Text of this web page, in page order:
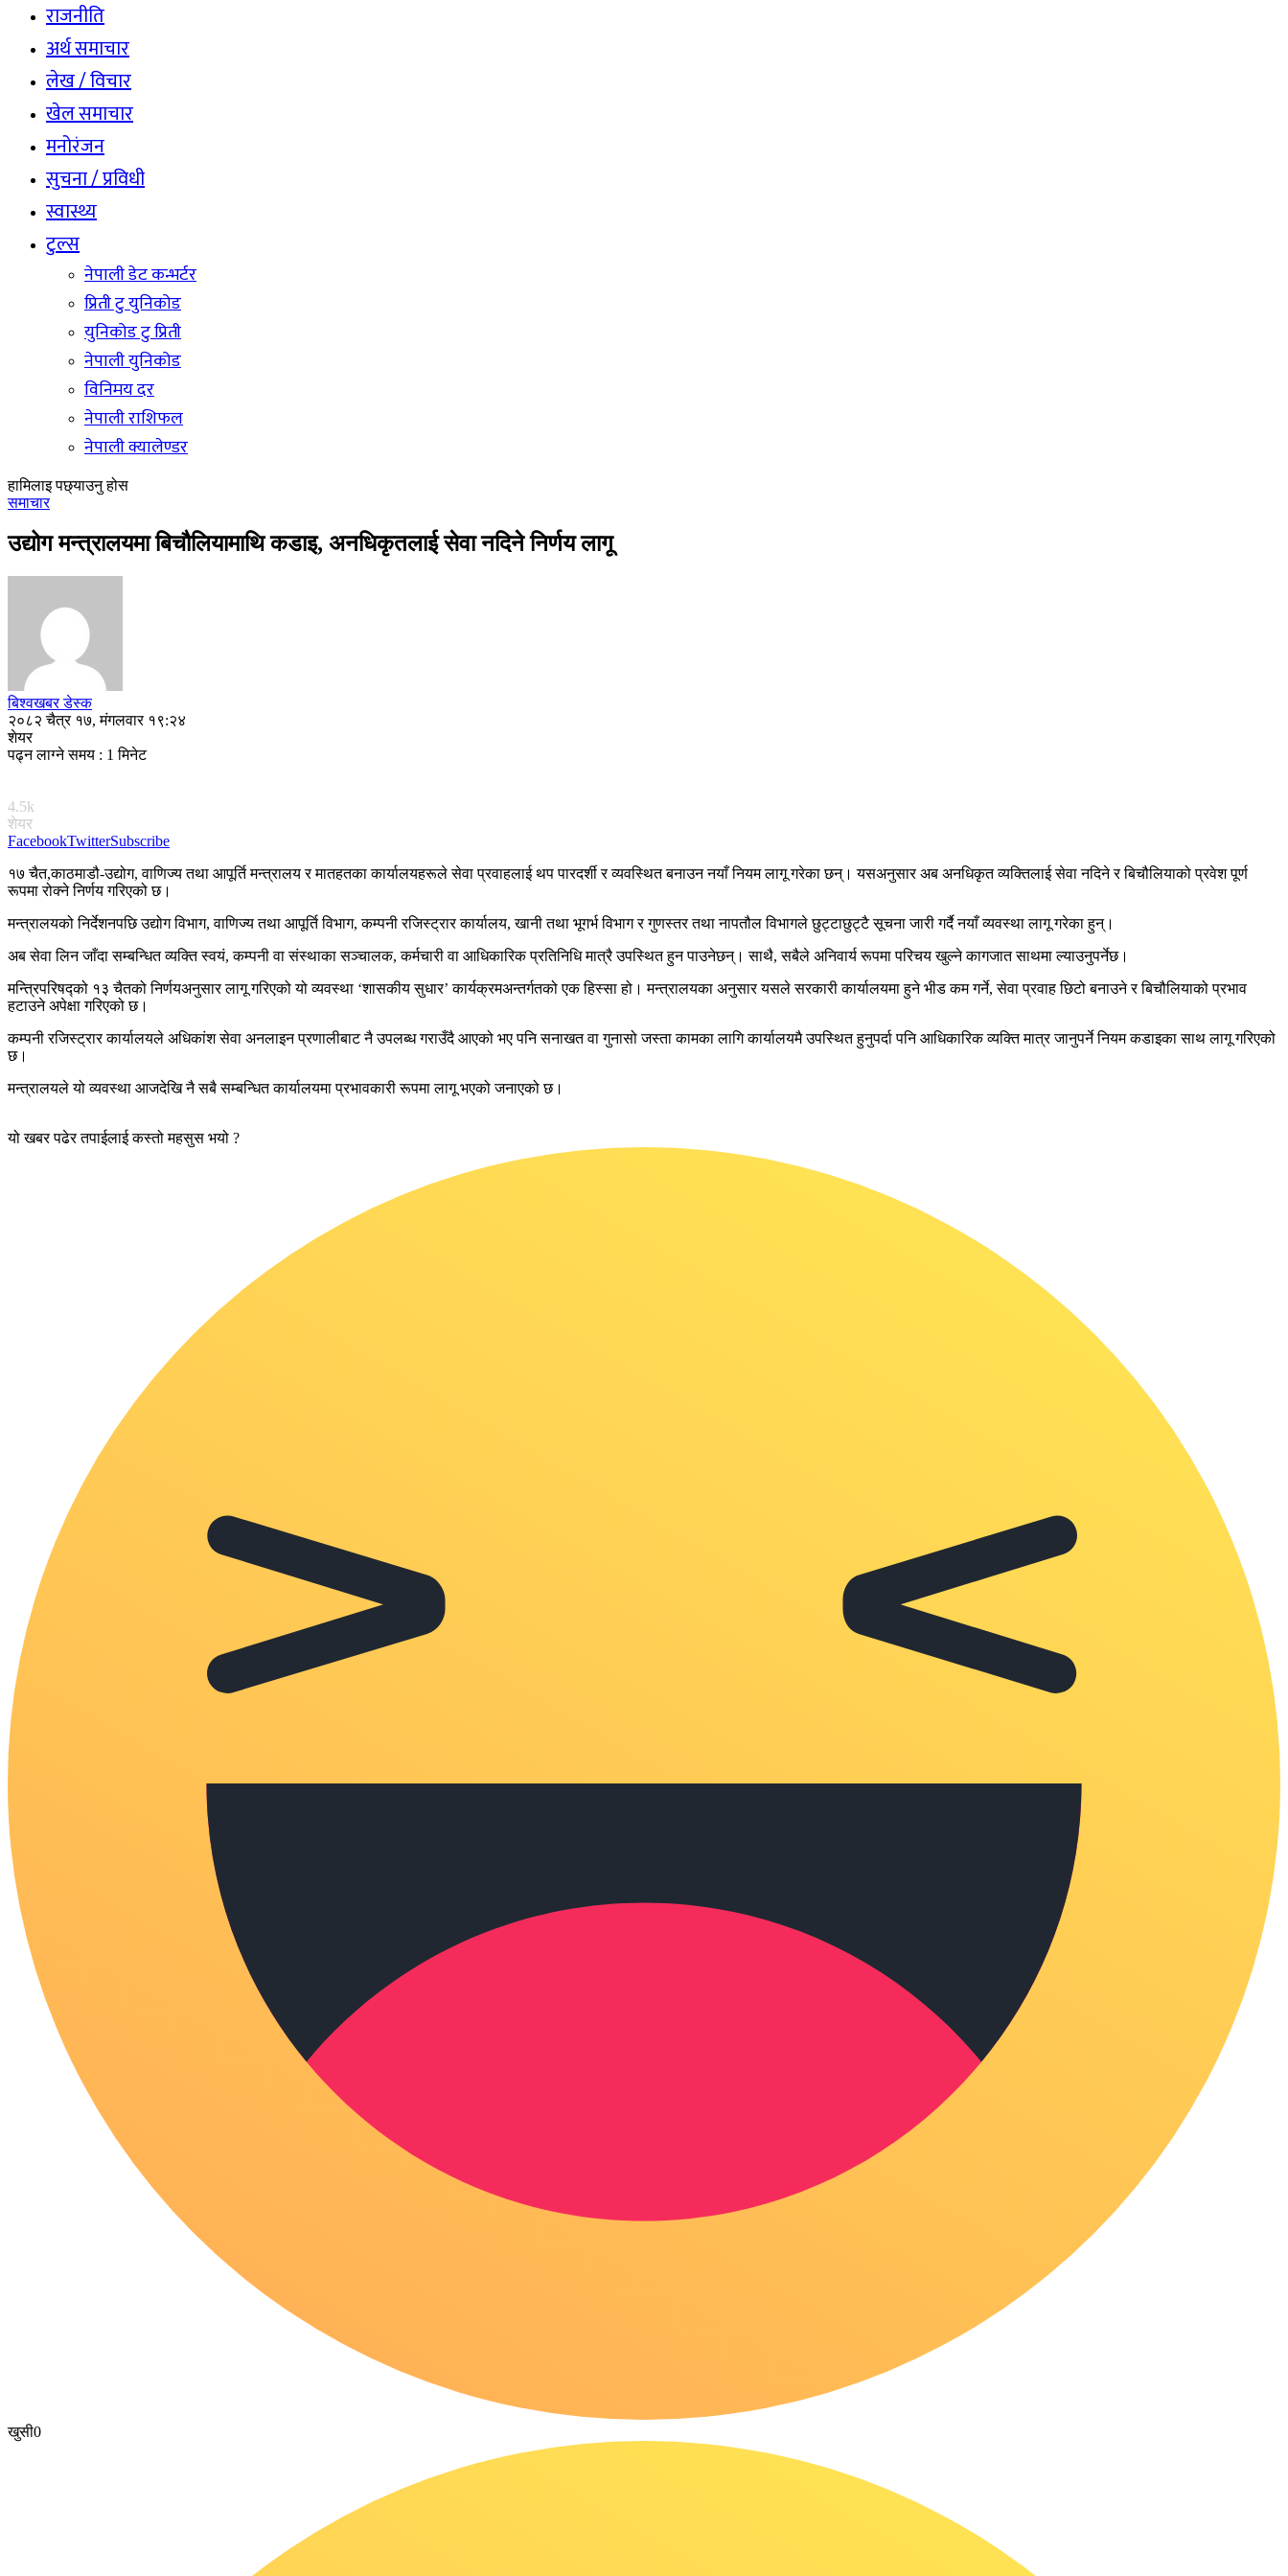
राजनीति
अर्थ समाचार
लेख / विचार
खेल समाचार
मनोरंजन
सुचना / प्रविधी
स्वास्थ्य
टुल्स
नेपाली डेट कन्भर्टर
प्रिती टु युनिकोड
युनिकोड टु प्रिती
नेपाली युनिकोड
विनिमय दर
नेपाली राशिफल
नेपाली क्यालेण्डर
हामिलाइ पछ्याउनु होस
समाचार
उद्योग मन्त्रालयमा बिचौलियामाथि कडाइ, अनधिकृतलाई सेवा नदिने निर्णय लागू
बिश्वखबर डेस्क
२०८२ चैत्र १७, मंगलवार १९:२४
शेयर
पढ्न लाग्ने समय : 1 मिनेट
4.5k
शेयर
FacebookTwitterSubscribe
१७ चैत,काठमाडौ-उद्योग, वाणिज्य तथा आपूर्ति मन्त्रालय र मातहतका कार्यालयहरूले सेवा प्रवाहलाई थप पारदर्शी र व्यवस्थित बनाउन नयाँ नियम लागू गरेका छन्। यसअनुसार अब अनधिकृत व्यक्तिलाई सेवा नदिने र बिचौलियाको प्रवेश पूर्ण
रूपमा रोक्ने निर्णय गरिएको छ।
मन्त्रालयको निर्देशनपछि उद्योग विभाग, वाणिज्य तथा आपूर्ति विभाग, कम्पनी रजिस्ट्रार कार्यालय, खानी तथा भूगर्भ विभाग र गुणस्तर तथा नापतौल विभागले छुट्टाछुट्टै सूचना जारी गर्दै नयाँ व्यवस्था लागू गरेका हुन्।
अब सेवा लिन जाँदा सम्बन्धित व्यक्ति स्वयं, कम्पनी वा संस्थाका सञ्चालक, कर्मचारी वा आधिकारिक प्रतिनिधि मात्रै उपस्थित हुन पाउनेछन्। साथै, सबैले अनिवार्य रूपमा परिचय खुल्ने कागजात साथमा ल्याउनुपर्नेछ।
मन्त्रिपरिषद्को १३ चैतको निर्णयअनुसार लागू गरिएको यो व्यवस्था ‘शासकीय सुधार’ कार्यक्रमअन्तर्गतको एक हिस्सा हो। मन्त्रालयका अनुसार यसले सरकारी कार्यालयमा हुने भीड कम गर्ने, सेवा प्रवाह छिटो बनाउने र बिचौलियाको प्रभाव
हटाउने अपेक्षा गरिएको छ।
कम्पनी रजिस्ट्रार कार्यालयले अधिकांश सेवा अनलाइन प्रणालीबाट नै उपलब्ध गराउँदै आएको भए पनि सनाखत वा गुनासो जस्ता कामका लागि कार्यालयमै उपस्थित हुनुपर्दा पनि आधिकारिक व्यक्ति मात्र जानुपर्ने नियम कडाइका साथ लागू गरिएको
छ।
मन्त्रालयले यो व्यवस्था आजदेखि नै सबै सम्बन्धित कार्यालयमा प्रभावकारी रूपमा लागू भएको जनाएको छ।
यो खबर पढेर तपाईलाई कस्तो महसुस भयो ?
खुसी0